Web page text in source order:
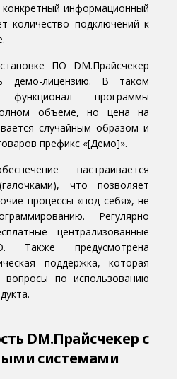
конкретный информационный
количество подключений к
ПО DM.Прайсчекер
демо-лицензию. В таком
программы
объеме, но цена на
случайным образом и
префикс «[Демо]».
настраивается
что позволяет
процессы «под себя», не
Регулярно
централизованные
Также предусмотрена
поддержка, которая
по использованию
DM.Прайсчекер с
системами